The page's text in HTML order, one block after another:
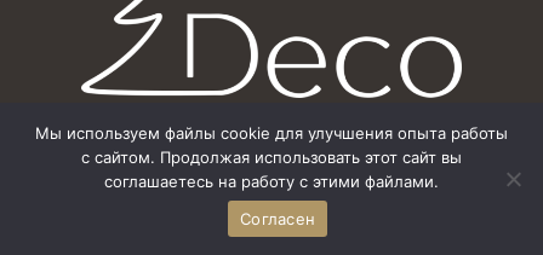
Каталог
АТМОСФЕРНЫЕ КОМПЛЕКТЫ
Мы используем файлы cookie для улучшения опыта работы
с сайтом. Продолжая использовать этот сайт вы
соглашаетесь на работу с этими файлами.
Согласен